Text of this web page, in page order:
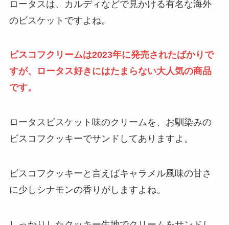
ロータスは、カルディなどで見かける有名な海外
のビスケットですよね。
ビスコフクリームは2023年に発売されたばかりで
すが、ロータス好きにはたまらない大人気の商品
です。
ロータスビスケット味のクリームを、お馴染みの
ビスコフクッキーでサンドしてありますよ。
ビスコフクッキーと言えばキャラメル風味の甘さ
に少しシナモンの香りがしますよね。